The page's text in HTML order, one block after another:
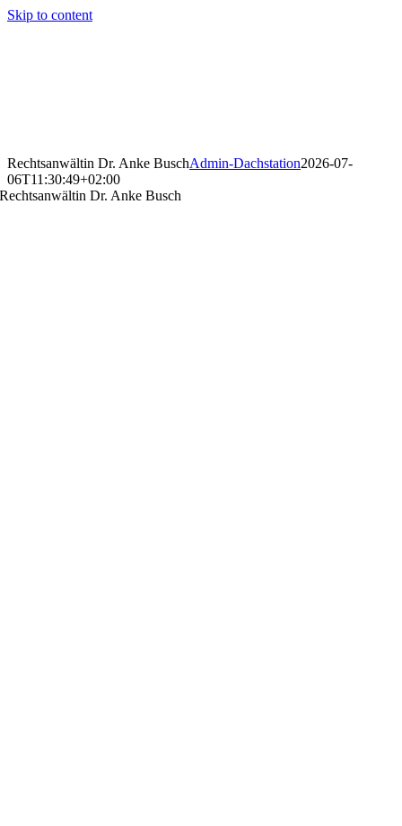
Skip to content
Rechtsanwältin Dr. Anke BuschAdmin-Dachstation2026-07-
06T11:30:49+02:00
Rechtsanwältin Dr. Anke Busch